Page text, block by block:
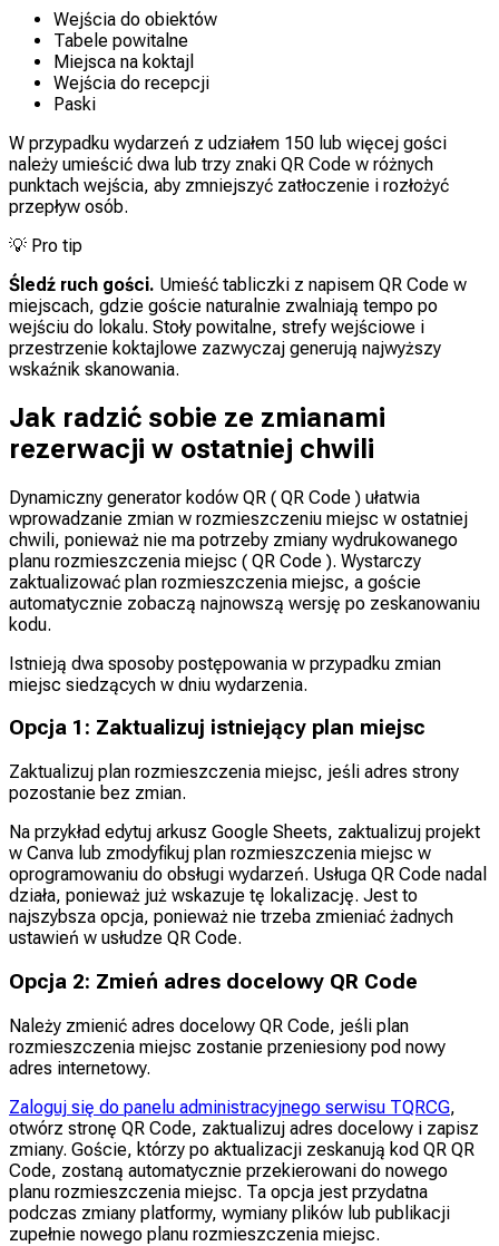
Wejścia do obiektów
Tabele powitalne
Miejsca na koktajl
Wejścia do recepcji
Paski
W przypadku wydarzeń z udziałem 150 lub więcej gości
należy umieścić dwa lub trzy znaki QR Code w różnych
punktach wejścia, aby zmniejszyć zatłoczenie i rozłożyć
przepływ osób.
💡 Pro tip
Śledź ruch gości. Umieść tabliczki z napisem QR Code w
miejscach, gdzie goście naturalnie zwalniają tempo po
wejściu do lokalu. Stoły powitalne, strefy wejściowe i
przestrzenie koktajlowe zazwyczaj generują najwyższy
wskaźnik skanowania.
Jak radzić sobie ze zmianami
rezerwacji w ostatniej chwili
Dynamiczny generator kodów QR ( QR Code ) ułatwia
wprowadzanie zmian w rozmieszczeniu miejsc w ostatniej
chwili, ponieważ nie ma potrzeby zmiany wydrukowanego
planu rozmieszczenia miejsc ( QR Code ). Wystarczy
zaktualizować plan rozmieszczenia miejsc, a goście
automatycznie zobaczą najnowszą wersję po zeskanowaniu
kodu.
Istnieją dwa sposoby postępowania w przypadku zmian
miejsc siedzących w dniu wydarzenia.
Opcja 1: Zaktualizuj istniejący plan miejsc
Zaktualizuj plan rozmieszczenia miejsc, jeśli adres strony
pozostanie bez zmian.
Na przykład edytuj arkusz Google Sheets, zaktualizuj projekt
w Canva lub zmodyfikuj plan rozmieszczenia miejsc w
oprogramowaniu do obsługi wydarzeń. Usługa QR Code nadal
działa, ponieważ już wskazuje tę lokalizację. Jest to
najszybsza opcja, ponieważ nie trzeba zmieniać żadnych
ustawień w usłudze QR Code.
Opcja 2: Zmień adres docelowy QR Code
Należy zmienić adres docelowy QR Code, jeśli plan
rozmieszczenia miejsc zostanie przeniesiony pod nowy
adres internetowy.
Zaloguj się do panelu administracyjnego serwisu TQRCG,
otwórz stronę QR Code, zaktualizuj adres docelowy i zapisz
zmiany. Goście, którzy po aktualizacji zeskanują kod QR QR
Code, zostaną automatycznie przekierowani do nowego
planu rozmieszczenia miejsc. Ta opcja jest przydatna
podczas zmiany platformy, wymiany plików lub publikacji
zupełnie nowego planu rozmieszczenia miejsc.